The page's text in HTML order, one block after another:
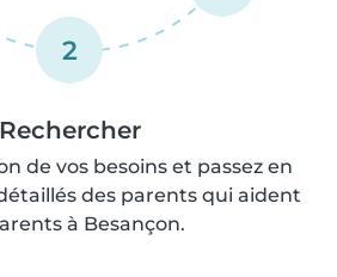
2
Rechercher
de vos besoins et passez en
des parents qui aident
à Besançon.